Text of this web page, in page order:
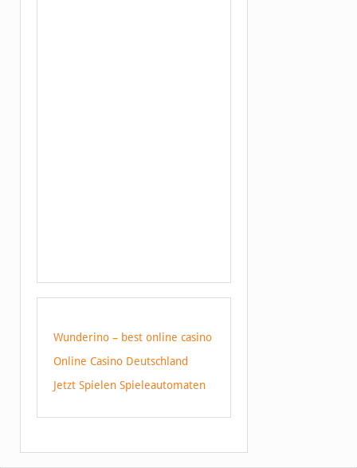
Wunderino – best online casino
Online Casino Deutschland
Jetzt Spielen Spieleautomaten